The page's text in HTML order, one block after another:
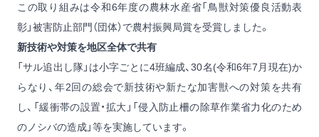
この取り組みは令和6年度の農林水産省「鳥獣対策優良活動表
彰」被害防止部門（団体）で農村振興局賞を受賞しました。
新技術や対策を地区全体で共有
「サル追出し隊」は小字ごとに4班編成、30名(令和6年7月現在)か
らなり、年2回の総会で新技術や新たな加害獣への対策を共有
し、「緩衝帯の設置・拡大」「侵入防止柵の除草作業省力化のため
のノシバの造成」等を実施しています。